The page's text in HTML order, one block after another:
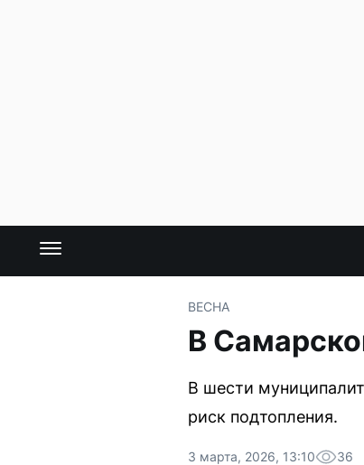
ВЕСНА
В
В шести
риск подтопления.
3 марта, 2026, 13:10 36